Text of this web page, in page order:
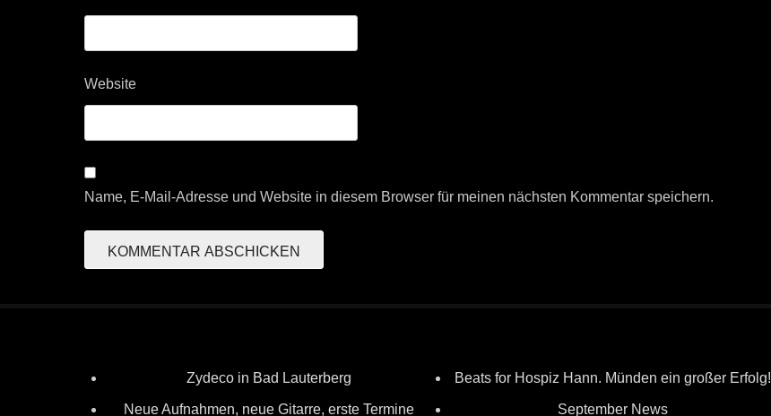
Website
Name, E-Mail-Adresse und Website in diesem Browser für meinen nächsten Kommentar speichern.
Zydeco in Bad Lauterberg Beats for Hospiz Hann. Münden ein großer Erfolg!
Neue Aufnahmen, neue Gitarre, erste Termine September News